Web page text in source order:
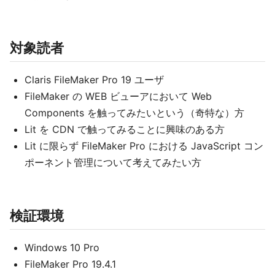
対象読者
Claris FileMaker Pro 19 ユーザ
FileMaker の WEB ビューアにおいて Web
Components を触ってみたいという（奇特な）方
Lit を CDN で触ってみることに興味のある方
Lit に限らず FileMaker Pro における JavaScript コン
ポーネント管理について考えてみたい方
検証環境
Windows 10 Pro
FileMaker Pro 19.4.1